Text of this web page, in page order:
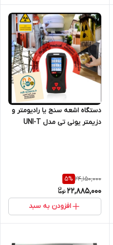
دستگاه اشعه سنج یا رادیومتر و
دزیمتر یونی تی مدل UNI-T
24,150,000
5%
22,885,000
افزودن به سبد